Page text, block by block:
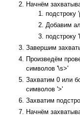
Начнём
подстроку
Добавим
подстроку
Завершим
Произведём
символов '\s>'
Захватим 0 или
символов '>'
Захватим
Начнём